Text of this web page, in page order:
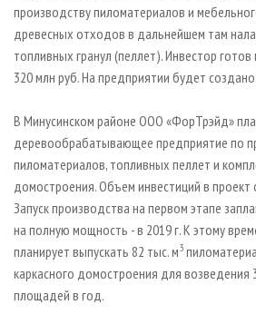
ИНСТРУМЕНТ И МАТЕРИАЛЫ
БИБЛИОТЕКА СПЕЦИАЛИСТА
производству пиломатериалов и
древесных отходов в дальнейшем там
топливных гранул (пеллет). Инвестор
320 млн руб. На предприятии будет
В Минусинском районе ООО «ФорТрэйд»
деревообрабатывающее предприятие по
пиломатериалов, топливных пеллет и
домостроения. Объем инвестиций в проект
Запуск производства на первом этапе
на полную мощность - в 2019 г. К этому
планирует выпускать 82 тыс. м3
каркасного домостроения для возведения
площадей в год.